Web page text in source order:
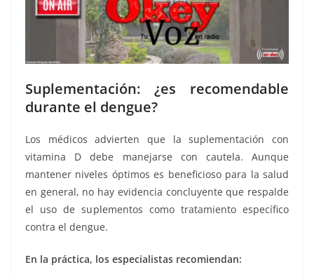
Suplementación: ¿es recomendable
durante el dengue?
Los médicos advierten que la suplementación con
vitamina D debe manejarse con cautela. Aunque
mantener niveles óptimos es beneficioso para la salud
en general, no hay evidencia concluyente que respalde
el uso de suplementos como tratamiento específico
contra el dengue.
En la práctica, los especialistas recomiendan: